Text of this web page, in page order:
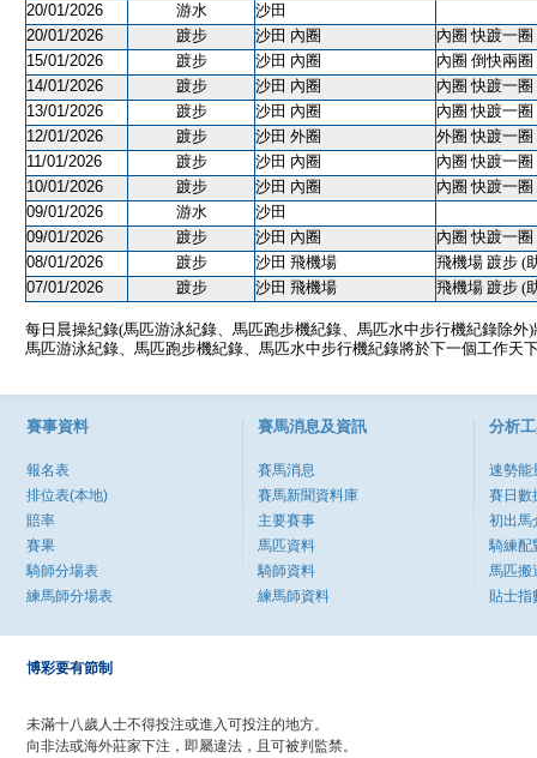
20/01/2026
游水
沙田
20/01/2026
踱步 沙田 內圈
內圈 快踱一圈
15/01/2026
踱步 沙田 內圈
內圈 倒快兩圈
14/01/2026
踱步 沙田 內圈
內圈 快踱一圈
13/01/2026
踱步 沙田 內圈
內圈 快踱一圈
12/01/2026
踱步 沙田 外圈
外圈 快踱一圈
11/01/2026
踱步 沙田 內圈
內圈 快踱一圈
10/01/2026
踱步 沙田 內圈
內圈 快踱一圈
09/01/2026
游水
沙田
09/01/2026
踱步 沙田 內圈
內圈 快踱一圈
08/01/2026
踱步 沙田 飛機場
飛機場 踱步 (
07/01/2026
踱步 沙田 飛機場 飛機場 踱步 (
每日晨操紀錄(馬匹游泳紀錄、馬匹跑步機紀錄、馬匹水中步行機紀錄除外
馬匹游泳紀錄、馬匹跑步機紀錄、馬匹水中步行機紀錄將於下一個工作天
賽事資料
報名表
排位表(本地)
賠率
賽果
騎師分場表
練馬師分場表
賽馬消息及資訊
賽馬消息
賽馬新聞資料庫
主要賽事
馬匹資料
騎師資料
練馬師資料
分析
速勢能
賽日數
初出馬
騎練配
馬匹搬
貼士指
博彩要有節制
未滿十八歲人士不得投注或進入可投注的地方。
向非法或海外莊家下注，即屬違法，且可被判監禁。